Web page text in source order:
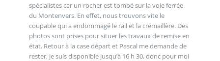
spécialistes car un rocher est tombé sur la voie ferrée
du Montenvers. En effet, nous trouvons vite le
coupable qui a endommagé le rail et la crémaillère. Des
photos sont prises pour situer les travaux de remise en
état. Retour à la case départ et Pascal me demande de
rester, je suis disponible jusqu’à 16 h 30, donc pour moi